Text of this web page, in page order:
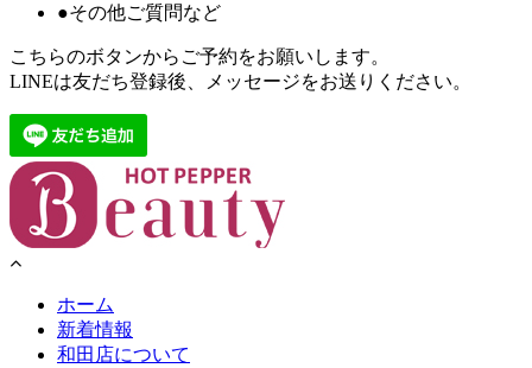
●その他ご質問など
こちらのボタンからご予約をお願いします。
LINEは友だち登録後、メッセージをお送りください。
ホーム
新着情報
和田店について